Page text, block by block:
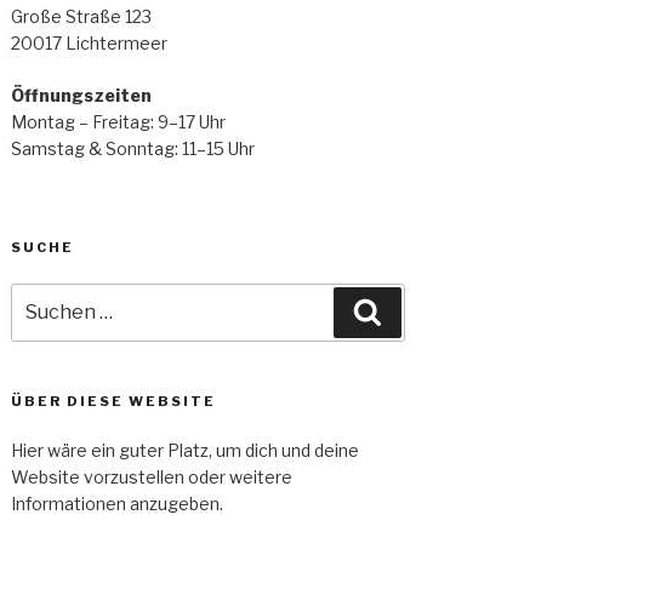
Große Straße 123
20017 Lichtermeer
Öffnungszeiten
Montag – Freitag: 9–17 Uhr
Samstag & Sonntag: 11–15 Uhr
SUCHE
nach:
ÜBER DIESE WEBSITE
Hier wäre ein guter Platz, um dich und deine
Website vorzustellen oder weitere
Informationen anzugeben.